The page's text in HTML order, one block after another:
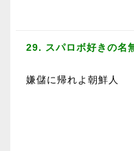
29. スパロボ好きの名
嫌儲に帰れよ朝鮮人